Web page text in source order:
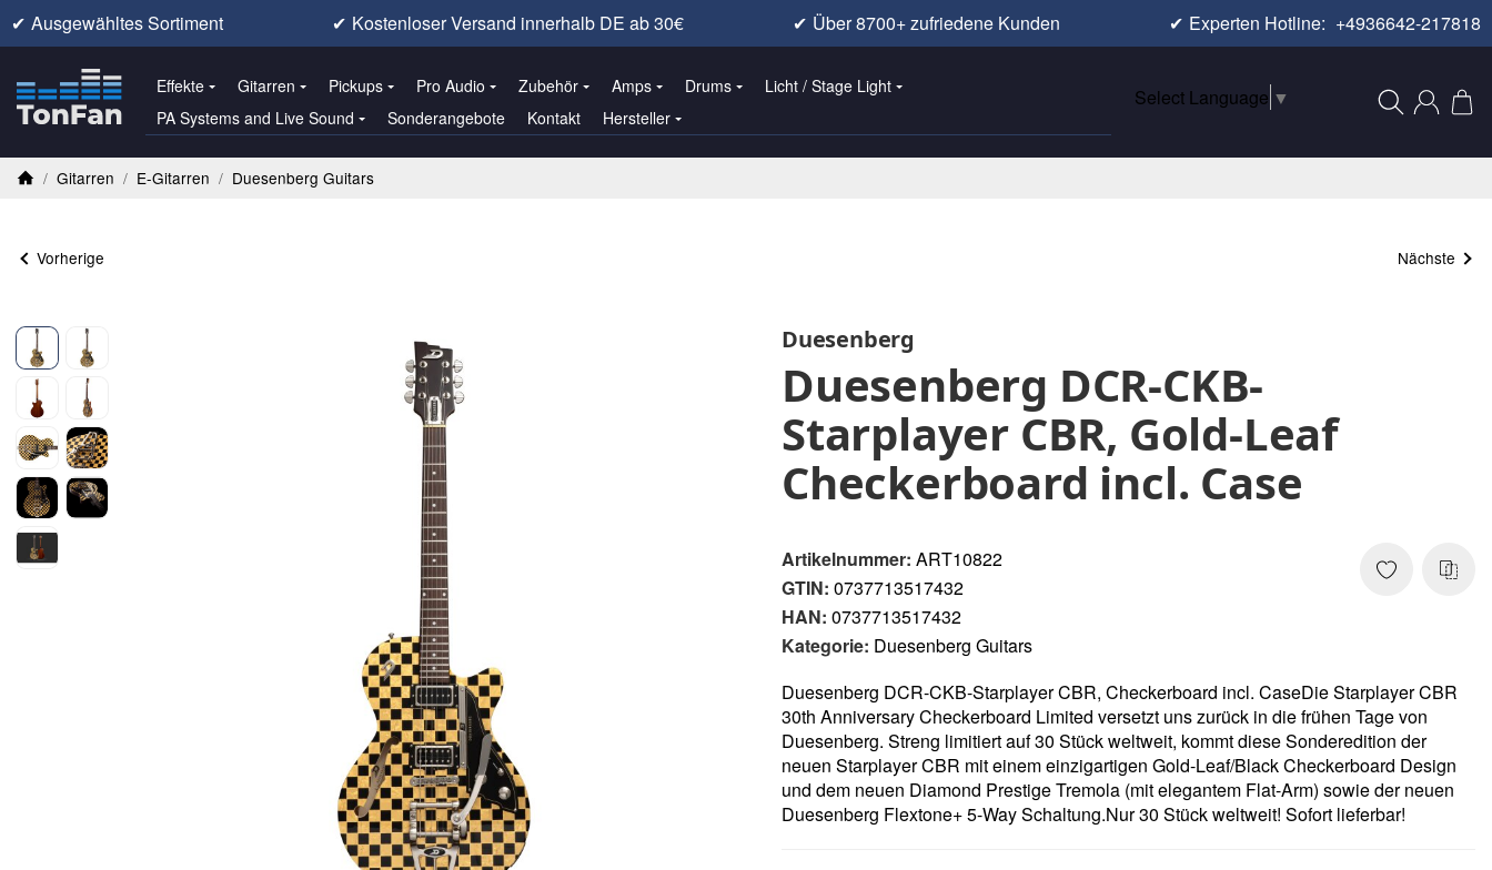
✔ Ausgewähltes Sortiment ✔ Kostenloser Versand innerhalb DE ab 30€ ✔ Über 8700+ zufriedene Kunden ✔ Experten Hotline: +4936642-217818
Effekte Gitarren Pickups Pro Audio Zubehör Amps Drums
Licht / Stage Light
PA Systems and Live Sound
Sonderangebote Kontakt Hersteller
Select Language ▼
/ Gitarren / E-Gitarren / Duesenberg Guitars
Vorherige Nächste
Duesenberg
Duesenberg DCR-CKB-
Starplayer CBR, Gold-Leaf
Checkerboard incl. Case
Artikelnummer: ART10822
GTIN: 0737713517432
HAN: 0737713517432
Kategorie: Duesenberg Guitars
Duesenberg DCR-CKB-Starplayer CBR, Checkerboard incl. CaseDie Starplayer CBR
30th Anniversary Checkerboard Limited versetzt uns zurück in die frühen Tage von
Duesenberg. Streng limitiert auf 30 Stück weltweit, kommt diese Sonderedition der
neuen Starplayer CBR mit einem einzigartigen Gold-Leaf/Black Checkerboard Design
und dem neuen Diamond Prestige Tremola (mit elegantem Flat-Arm) sowie der neuen
Duesenberg Flextone+ 5-Way Schaltung.Nur 30 Stück weltweit! Sofort lieferbar!